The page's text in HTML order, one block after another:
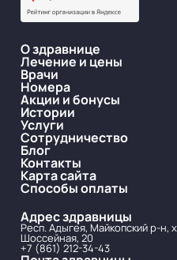
О здравнице
Лечение и цены
Врачи
Номера
Акции и бонусы
Истории
Услуги
Сотрудничество
Блог
Контакты
Карта сайта
Способы оплаты
Адрес здравницы
Респ. Адыгея, Майкопский р-н,
Шоссейная, 20
+7 (861) 212-34-43